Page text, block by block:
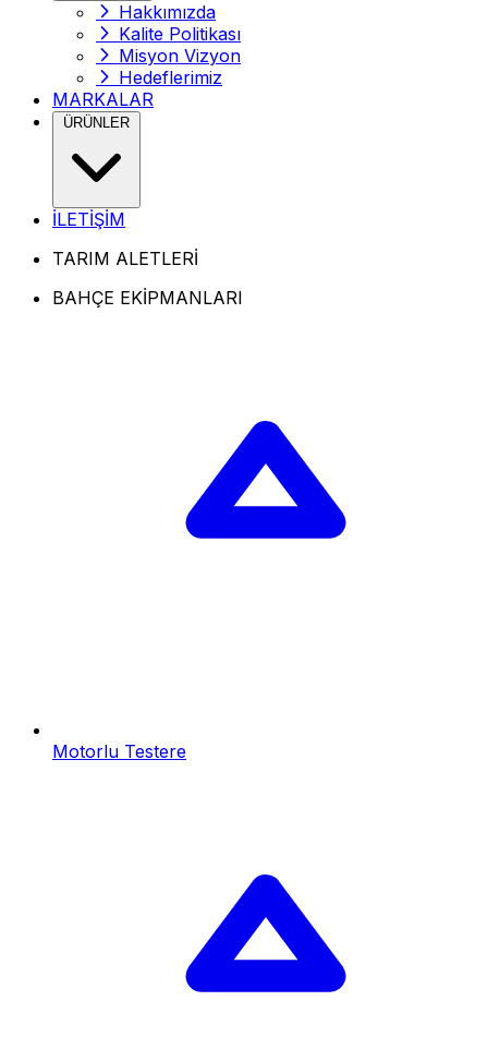
Hakkımızda
Kalite Politikası
Misyon Vizyon
Hedeflerimiz
MARKALAR
ÜRÜNLER
İLETİŞİM
TARIM ALETLERİ
BAHÇE EKİPMANLARI
Motorlu Testere